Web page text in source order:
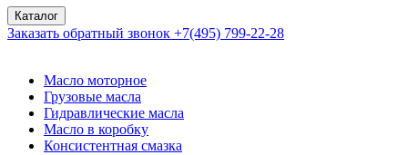
Каталог
Заказать обратный звонок +7(495) 799-22-28
Масло моторное
Грузовые масла
Гидравлические масла
Масло в коробку
Консистентная смазка